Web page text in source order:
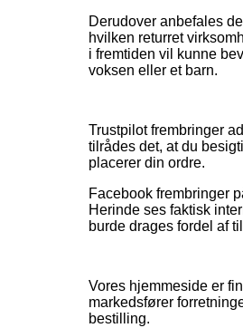
Derudover anbefales
hvilken returret
i fremtiden vil kunne
voksen eller et barn.
Trustpilot frembringer
tilrådes det, at du
placerer din ordre.
Facebook frembringer
Herinde ses faktisk
burde drages fordel af
Vores hjemmeside er
markedsfører
bestilling.